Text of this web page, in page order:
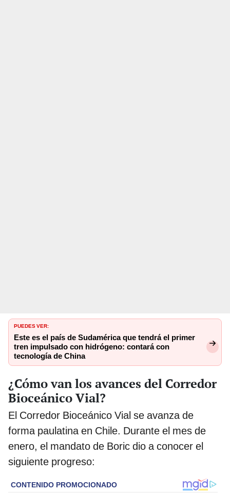
PUEDES VER:
Este es el país de Sudamérica que tendrá el primer
tren impulsado con hidrógeno: contará con
tecnología de China
¿Cómo van los avances del Corredor
Bioceánico Vial?
El Corredor Bioceánico Vial se avanza de
forma paulatina en Chile. Durante el mes de
enero, el mandato de Boric dio a conocer el
siguiente progreso: